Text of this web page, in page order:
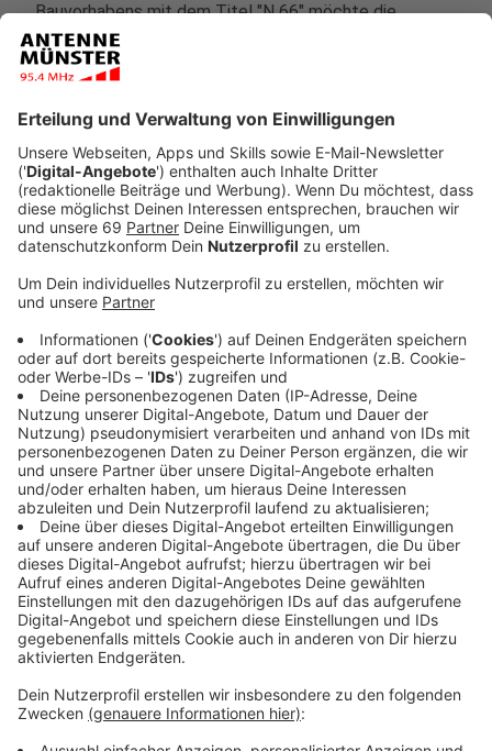
Bauvorhabens mit dem Titel "N 66" möchte die
Volksbank einen zentralen Bestandteil zu einem neuen
Innenstadtquartier beisteuern. Highlight soll eine neue
Vossgasse werden - eine direkte Verbindung zwischen
Roggenmarkt und Theater sowie dem Martiniviertel.
Im Rahmen der Bauarbeiten soll die Gesamtfläche des
Hauptgebäudes von aktuell 7.000 auf 12.000
Quadratmeter vergrößert werden. Zudem wird das
Gebäude um eine Etage aufgestockt und um einen
Dachgarten mit Blick auf St. Lamberti und den Dom
erweitert. "Der Umbau unserer Hauptstelle ist für uns
ein Leuchtturmprojekt, mit dem wir unsere
Mitarbeitenden und Kunden, aber vor allem auch die
Bürgerinnen und Bürger in Münster begeistern
möchten", sagt Dietmar Dertwinkel, Vorstandsmitglied
der Volksbank im Münsterland.
Anzeige